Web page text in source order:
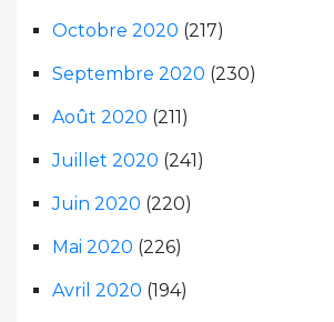
Octobre 2020 (217)
Septembre 2020 (230)
Août 2020 (211)
Juillet 2020 (241)
Juin 2020 (220)
Mai 2020 (226)
Avril 2020 (194)